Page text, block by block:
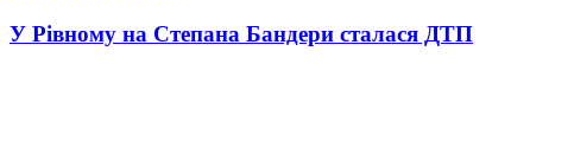
У Рівному на Степана Бандери сталася ДТП